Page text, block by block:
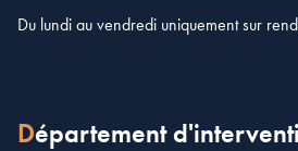
Du lundi au vendredi uniquement sur
Département